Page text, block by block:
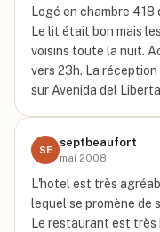
Logé en chambre
Le lit était bon mais
voisins toute la nuit.
vers 23h. La
sur Avenida del
SE
septbeaufort
mai 2008
L'hotel est très
lequel se promène de
Le restaurant est très